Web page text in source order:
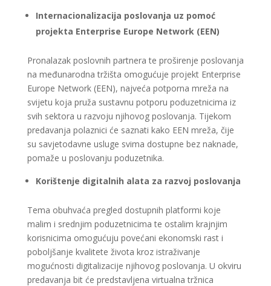
Internacionalizacija poslovanja uz pomoć
projekta Enterprise Europe Network (EEN)
Pronalazak poslovnih partnera te proširenje poslovanja
na međunarodna tržišta omogućuje projekt Enterprise
Europe Network (EEN), najveća potporna mreža na
svijetu koja pruža sustavnu potporu poduzetnicima iz
svih sektora u razvoju njihovog poslovanja. Tijekom
predavanja polaznici će saznati kako EEN mreža, čije
su savjetodavne usluge svima dostupne bez naknade,
pomaže u poslovanju poduzetnika.
Korištenje digitalnih alata za razvoj poslovanja
Tema obuhvaća pregled dostupnih platformi koje
malim i srednjim poduzetnicima te ostalim krajnjim
korisnicima omogućuju povećani ekonomski rast i
poboljšanje kvalitete života kroz istraživanje
mogućnosti digitalizacije njihovog poslovanja. U okviru
predavanja bit će predstavljena virtualna tržnica